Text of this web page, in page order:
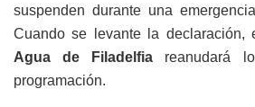
suspenden durante una
Cuando se levante la declaración,
Agua de Filadelfia reanudará
programación.